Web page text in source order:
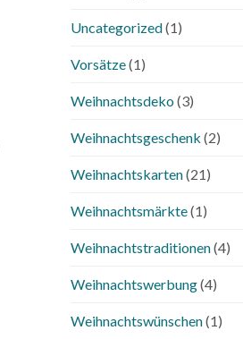
Uncategorized(1)
Vorsätze(1)
Weihnachtsdeko(3)
Weihnachtsgeschenk (2)
Weihnachtskarten(21)
Weihnachtsmärkte(1)
Weihnachtstraditionen(4)
Weihnachtswerbung(4)
Weihnachtswünschen(1)